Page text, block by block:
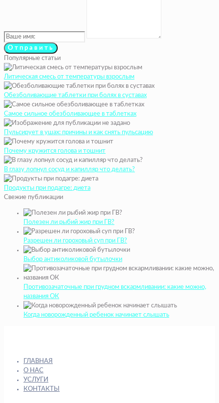
Популярные статьи
Литическая смесь от температуры взрослым
Обезболивающие таблетки при болях в суставах
Самое сильное обезболивающее в таблетках
Пульсирует в ушах: причины и как снять пульсацию
Почему кружится голова и тошнит
В глазу лопнул сосуд и капилляр что делать?
Продукты при подагре: диета
Свежие публикации
Полезен ли рыбий жир при ГВ?
Разрешен ли гороховый суп при ГВ?
Выбор антиколиковой бутылочки
Противозачаточные при грудном вскармливании: какие можно,
названия ОК
Когда новорожденный ребенок начинает слышать
ГЛАВНАЯ
О НАС
УСЛУГИ
КОНТАКТЫ